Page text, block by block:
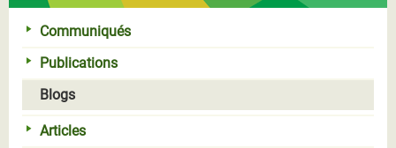
Communiqués
Publications
Blogs
Articles